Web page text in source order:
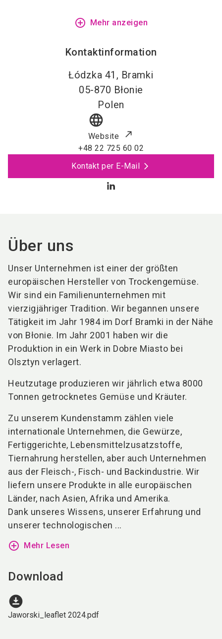
add_circle_outline Mehr anzeigen
Kontaktinformation
Łódzka 41, Bramki
05-870 Błonie
Polen
language
Website
+48 22 725 60 02
Kontakt per E-Mail
Über uns
Unser Unternehmen ist einer der größten
europäischen Hersteller von Trockengemüse.
Wir sind ein Familienunternehmen mit
vierzigjähriger Tradition. Wir begannen unsere
Tätigkeit im Jahr 1984 im Dorf Bramki in der Nähe
von Błonie. Im Jahr 2001 haben wir die
Produktion in ein Werk in Dobre Miasto bei
Olsztyn verlagert.
Heutzutage produzieren wir jährlich etwa 8000
Tonnen getrocknetes Gemüse und Kräuter.
Zu unserem Kundenstamm zählen viele
internationale Unternehmen, die Gewürze,
Fertiggerichte, Lebensmittelzusatzstoffe,
Tiernahrung herstellen, aber auch Unternehmen
aus der Fleisch-, Fisch- und Backindustrie. Wir
liefern unsere Produkte in alle europäischen
Länder, nach Asien, Afrika und Amerika.
Dank unseres Wissens, unserer Erfahrung und
unserer technologischen ...
add_circle_outline Mehr Lesen
Download
download_for_offline
Jaworski_leaflet 2024.pdf